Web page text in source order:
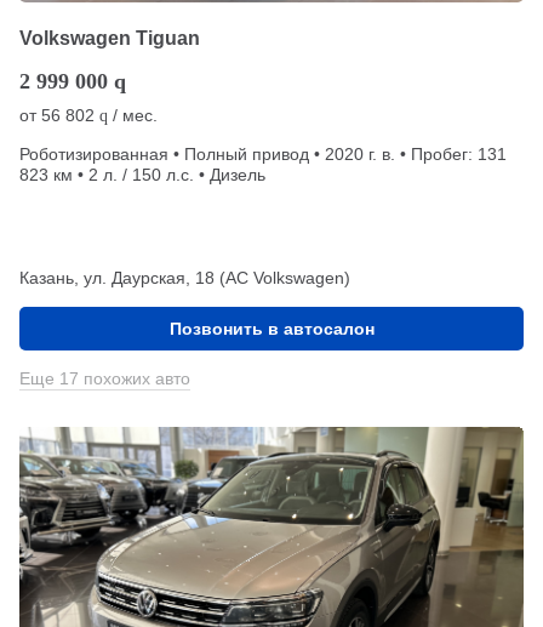
Volkswagen Tiguan
2 999 000 q
от56 802 q / мес.
Роботизированная • Полный привод • 2020 г. в. • Пробег: 131
823 км • 2 л. / 150 л.с. • Дизель
Казань, ул. Даурская, 18 (АС Volkswagen)
Позвонить в автосалон
Еще 17 похожих авто